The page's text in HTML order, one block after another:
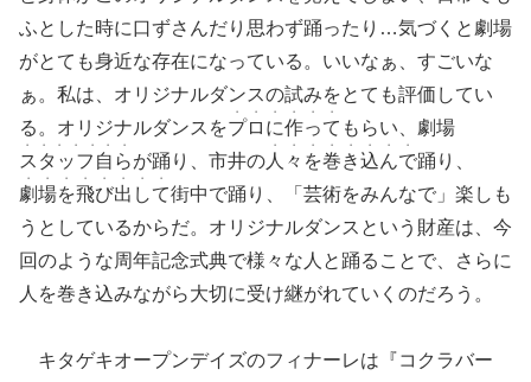
ふとした時に口ずさんだり思わず踊ったり…気づくと劇場
がとても身近な存在になっている。いいなぁ、すごいな
ぁ。私は、オリジナルダンスの試みをとても評価してい
る。オリジナルダンスをプロに作って
・・・・・・
もらい、劇場
スタッフ自ら
・・・・・・・
が踊り、市井の 人々を巻き込んで
・・・・・・・・
踊り、
劇場を飛び出して
・・・・・・・・
街中で踊り、「芸術をみんなで」楽しも
うとしているからだ。オリジナルダンスという財産は、今
回のような周年記念式典で様々な人と踊ることで、さらに
人を巻き込みながら大切に受け継がれていくのだろう。
キタゲキオープンデイズのフィナーレは『コクラバー